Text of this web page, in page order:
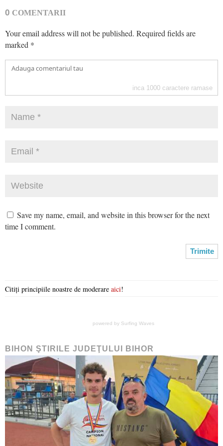
0 COMENTARII
Your email address will not be published. Required fields are
marked *
inca 1000 caractere ramase
Save my name, email, and website in this browser for the next
time I comment.
Citiți principiile noastre de moderare aici!
powered by Surfing Waves
BIHON ŞTIRILE JUDEŢULUI BIHOR